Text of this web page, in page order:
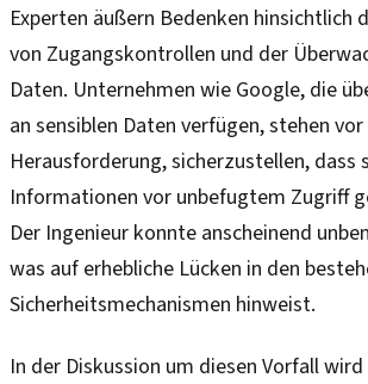
Experten äußern Bedenken hinsichtlich
von Zugangskontrollen und der
Daten. Unternehmen wie Google, die
an sensiblen Daten verfügen, stehen
Herausforderung, sicherzustellen, dass
Informationen vor unbefugtem Zugriff
Der Ingenieur konnte anscheinend
was auf erhebliche Lücken in den
Sicherheitsmechanismen hinweist.
In der Diskussion um diesen Vorfall